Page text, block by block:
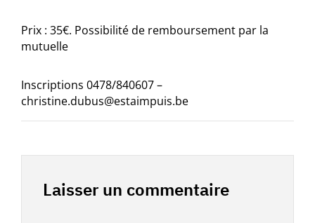
Prix : 35€. Possibilité de remboursement par la
mutuelle
Inscriptions 0478/840607 –
christine.dubus@estaimpuis.be
Laisser un commentaire